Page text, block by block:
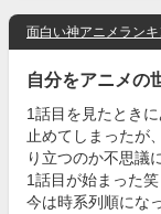
面白い神アニメラン
自分をアニメの
1話目を見たとき
止めてしまったが
り立つのか不思議
1話目が始まった笑
今は時系列順にな